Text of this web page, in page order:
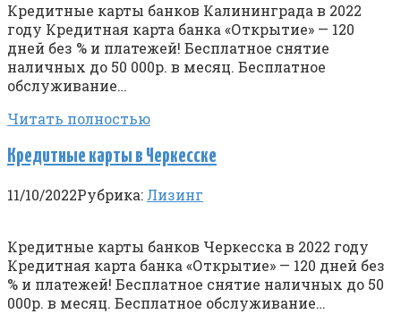
Кредитные карты банков Калининграда в 2022
году Кредитная карта банка «Открытие» — 120
дней без % и платежей! Бесплатное снятие
наличных до 50 000р. в месяц. Бесплатное
обслуживание…
Читать полностью
Кредитные карты в Черкесске
11/10/2022Рубрика: Лизинг
Кредитные карты банков Черкесска в 2022 году
Кредитная карта банка «Открытие» — 120 дней без
% и платежей! Бесплатное снятие наличных до 50
000р. в месяц. Бесплатное обслуживание…